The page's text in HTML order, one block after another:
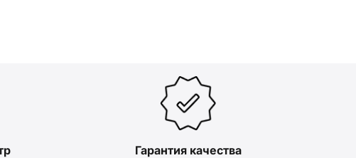
Гарантия качества